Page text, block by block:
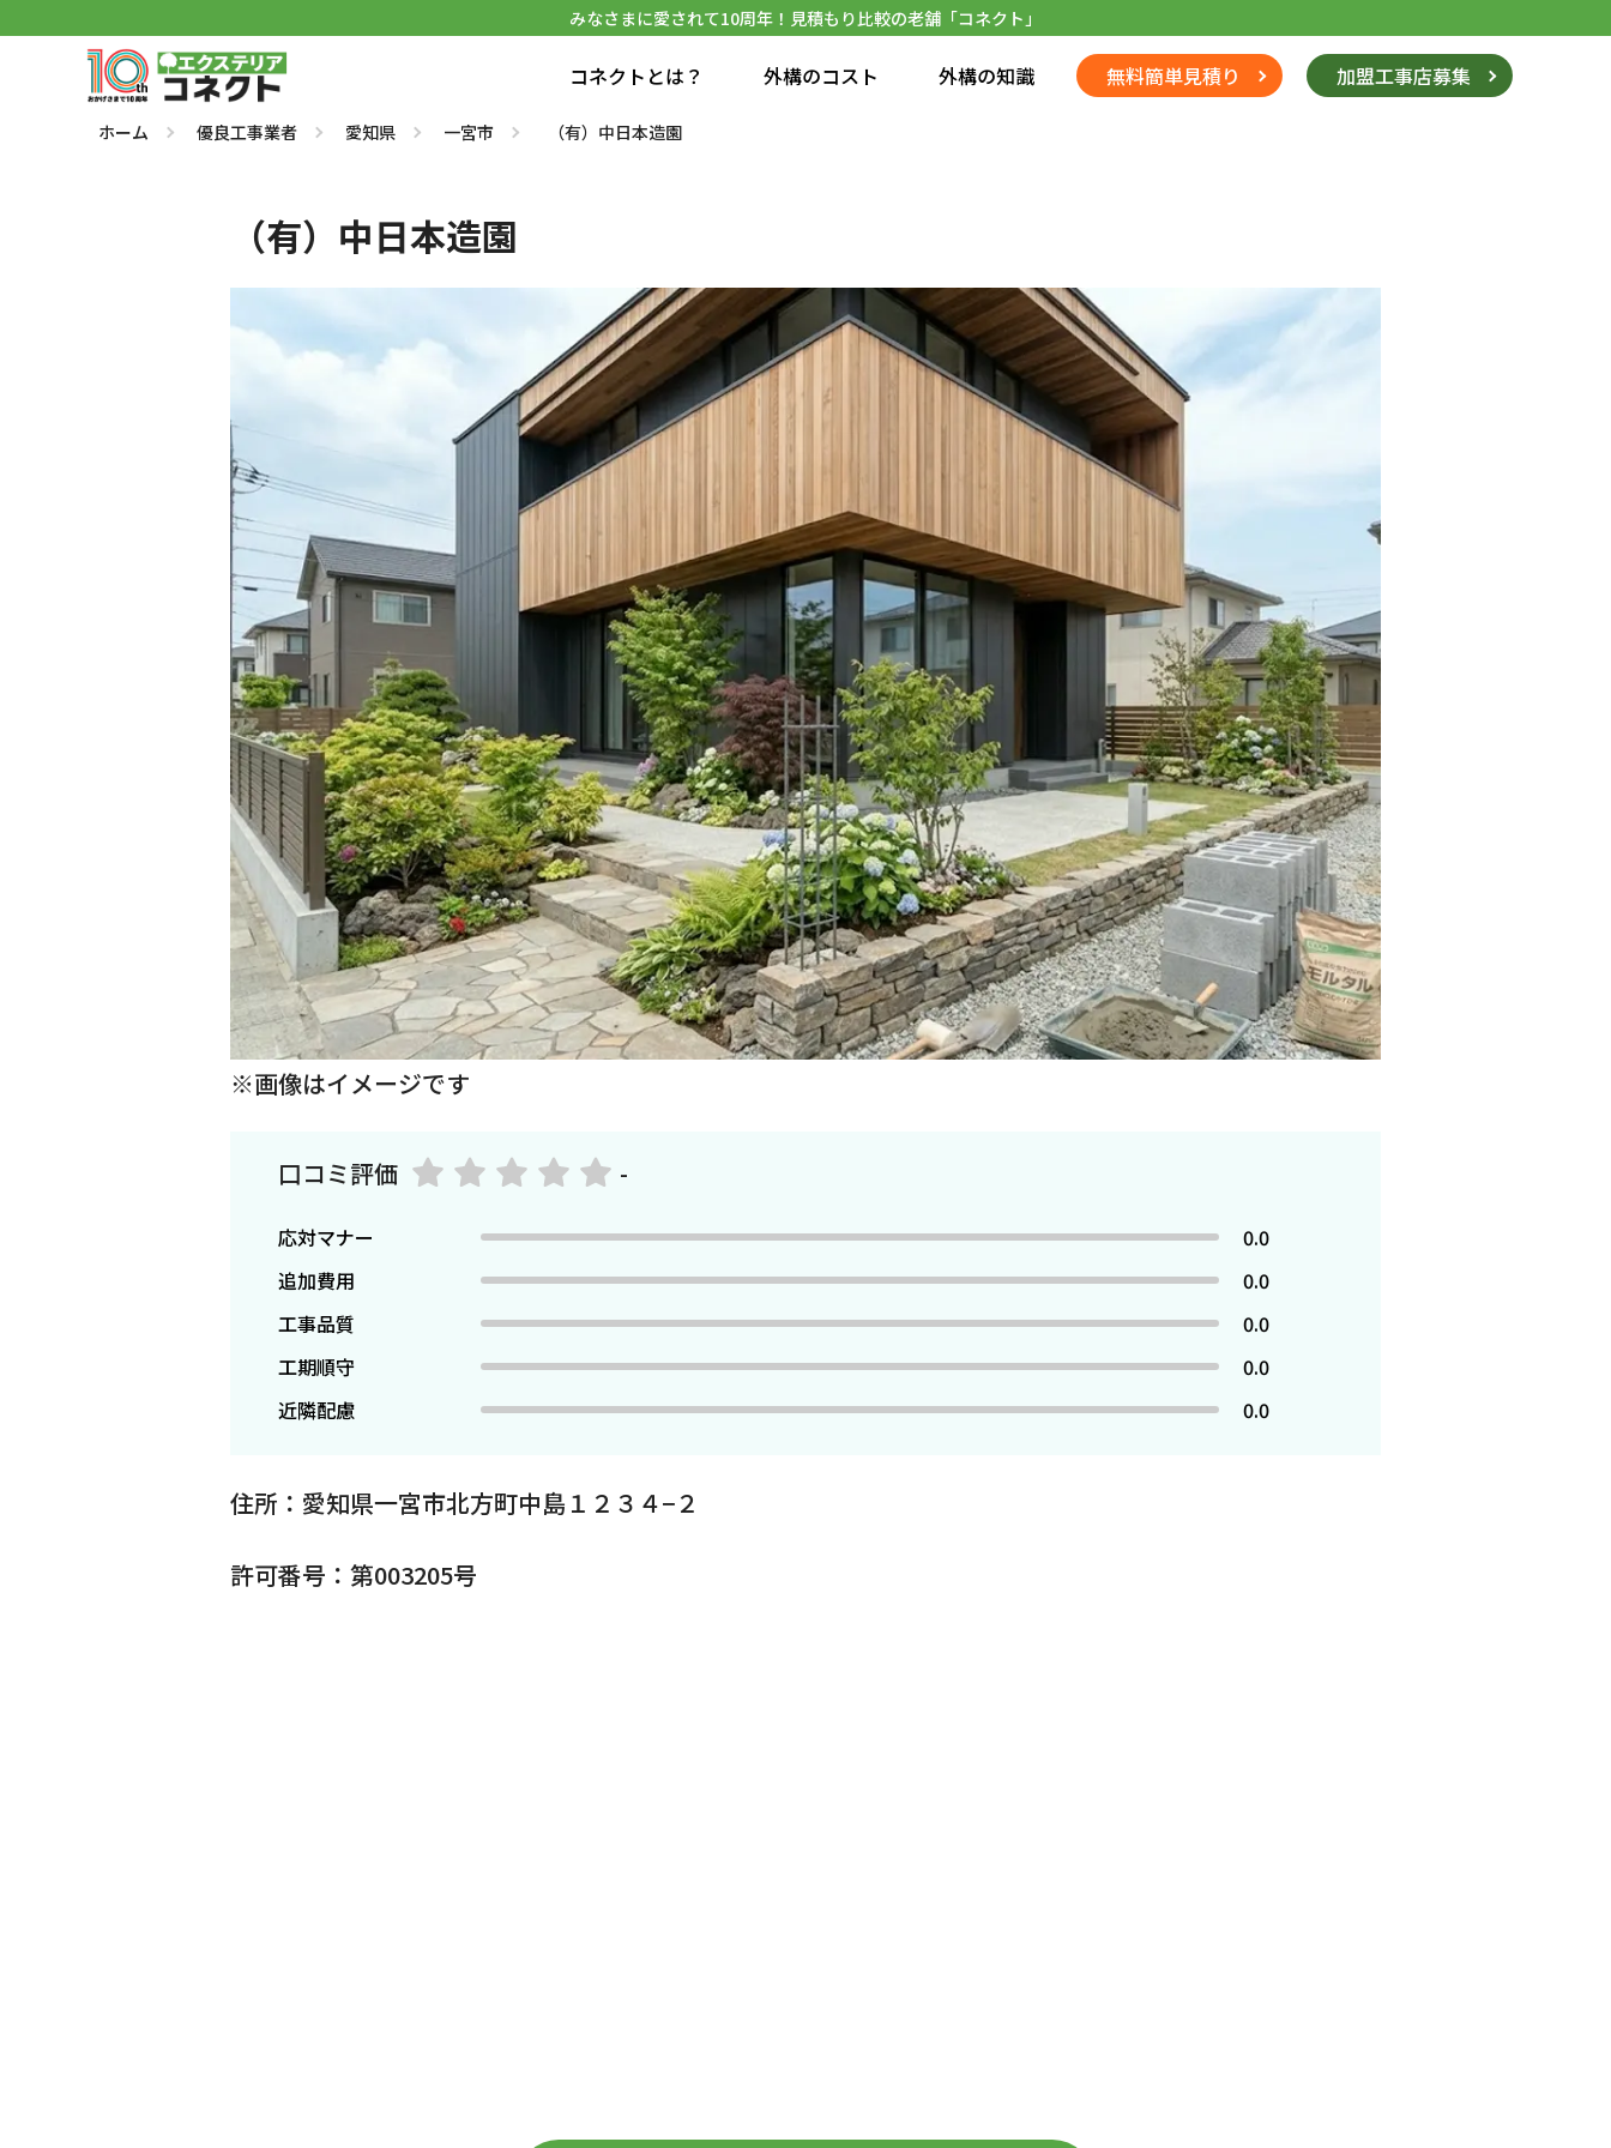
みなさまに愛されて10周年！見積もり比較の老舗「コネクト」
コネクトとは？ 外構のコスト 外構の知識 無料簡単見積り 加盟工事店募集
ホーム 優良工事業者 愛知県 一宮市 （有）中日本造園
（有）中日本造園
※画像はイメージです
口コミ評価 -
応対マナー
0.0
追加費用
0.0
工事品質
0.0
工期順守
0.0
近隣配慮
0.0
住所：愛知県一宮市北方町中島１２３４−２
許可番号：第003205号